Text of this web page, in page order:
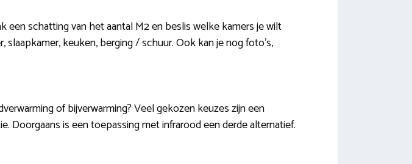
schatting van het aantal M2 en beslis welke kamers je wilt
keuken, berging / schuur. Ook kan je nog foto’s,
of bijverwarming? Veel gekozen keuzes zijn een
Doorgaans is een toepassing met infrarood een derde alternatief.